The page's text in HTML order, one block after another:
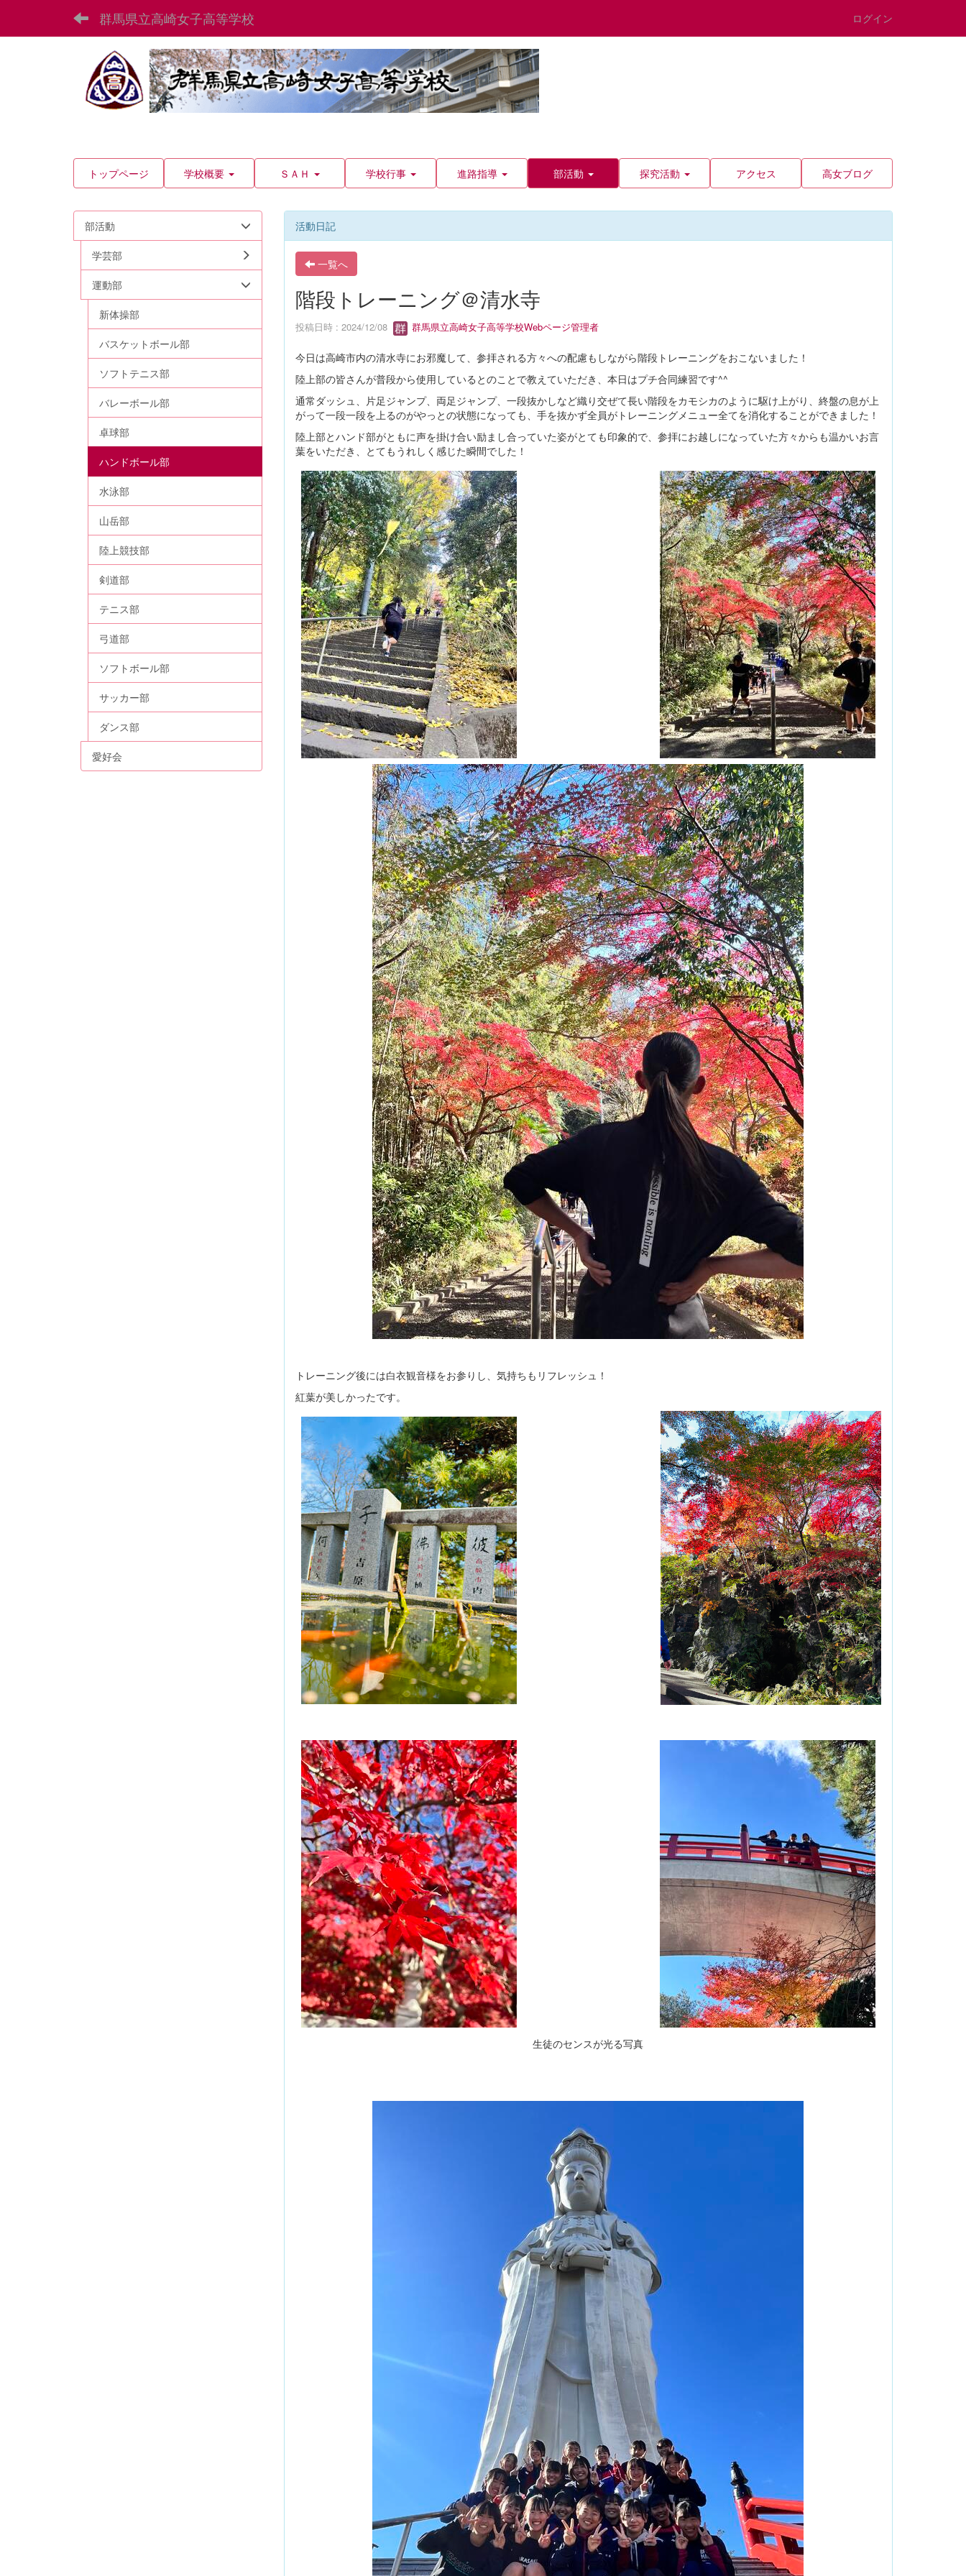
群馬県立高崎女子高等学校 ログイン
トップページ 学校概要 ＳＡＨ 学校行事 進路指導 部活動 探究活動 アクセス 高女ブログ
活動日記
一覧へ
階段トレーニング＠清水寺
投稿日時 : 2024/12/08 群馬県立高崎女子高等学校Webページ管理者
今日は高崎市内の清水寺にお邪魔して、参拝される方々への配慮もしながら階段トレーニングをおこないました！
陸上部の皆さんが普段から使用しているとのことで教えていただき、本日はプチ合同練習です^^
通常ダッシュ、片足ジャンプ、両足ジャンプ、一段抜かしなど織り交ぜて長い階段をカモシカのように駆け上がり、終盤の息が上
がって一段一段を上るのがやっとの状態になっても、手を抜かず全員がトレーニングメニュー全てを消化することができました！
陸上部とハンド部がともに声を掛け合い励まし合っていた姿がとても印象的で、参拝にお越しになっていた方々からも温かいお言
葉をいただき、とてもうれしく感じた瞬間でした！
トレーニング後には白衣観音様をお参りし、気持ちもリフレッシュ！
紅葉が美しかったです。
生徒のセンスが光る写真
部活動
学芸部
運動部
新体操部
バスケットボール部
ソフトテニス部
バレーボール部
卓球部
ハンドボール部
水泳部
山岳部
陸上競技部
剣道部
テニス部
弓道部
ソフトボール部
サッカー部
ダンス部
愛好会